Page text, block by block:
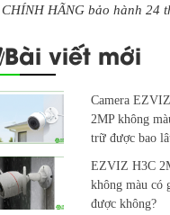
CHÍNH HÃNG bảo hành 24
Bài viết mới
Camera
2MP không
trữ được bao
EZVIZ H3C
không màu có
được không?